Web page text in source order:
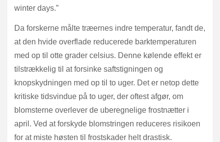
winter days.”
Da forskerne målte træernes indre temperatur, fandt de,
at den hvide overflade reducerede barktemperaturen
med op til otte grader celsius. Denne kølende effekt er
tilstrækkelig til at forsinke saftstigningen og
knopskydningen med op til to uger. Det er netop dette
kritiske tidsvindue på to uger, der oftest afgør, om
blomsterne overlever de uberegnelige frostnætter i
april. Ved at forskyde blomstringen reduceres risikoen
for at miste høsten til frostskader helt drastisk.